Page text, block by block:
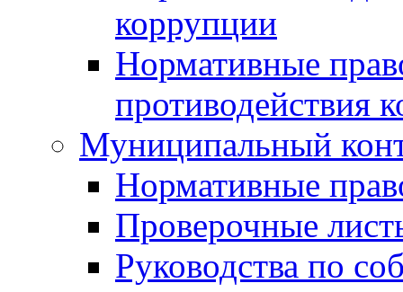
коррупции
Нормативные
противодействия
Муниципальный
Нормативные
Проверочные
Руководства по